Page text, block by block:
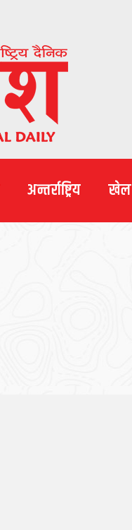
अन्तर्राष्ट्रिय खेल